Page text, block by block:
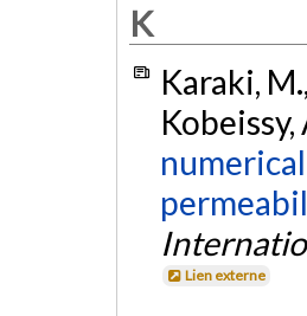
K
Karaki,
Kobeissy,
Lien externe